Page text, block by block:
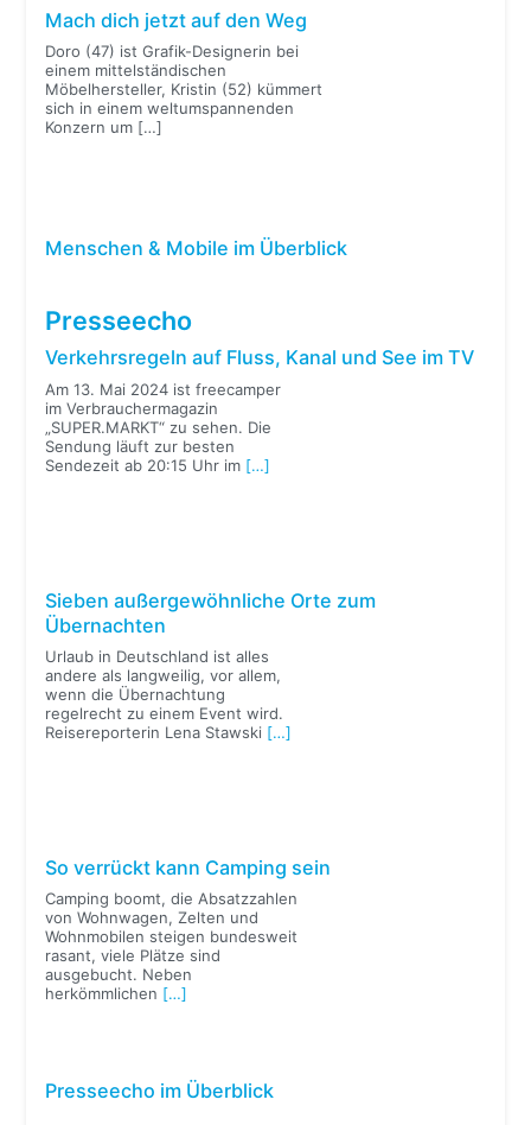
Mach dich jetzt auf den Weg
Doro (47) ist Grafik-Designerin bei
einem mittelständischen
Möbelhersteller, Kristin (52) kümmert
sich in einem weltumspannenden
Konzern um […]
Menschen & Mobile im Überblick
Presseecho
Verkehrsregeln auf Fluss, Kanal und See im TV
Am 13. Mai 2024 ist freecamper
im Verbrauchermagazin
„SUPER.MARKT“ zu sehen. Die
Sendung läuft zur besten
Sendezeit ab 20:15 Uhr im […]
Sieben außergewöhnliche Orte zum
Übernachten
Urlaub in Deutschland ist alles
andere als langweilig, vor allem,
wenn die Übernachtung
regelrecht zu einem Event wird.
Reisereporterin Lena Stawski […]
So verrückt kann Camping sein
Camping boomt, die Absatzzahlen
von Wohnwagen, Zelten und
Wohnmobilen steigen bundesweit
rasant, viele Plätze sind
ausgebucht. Neben
herkömmlichen […]
Presseecho im Überblick